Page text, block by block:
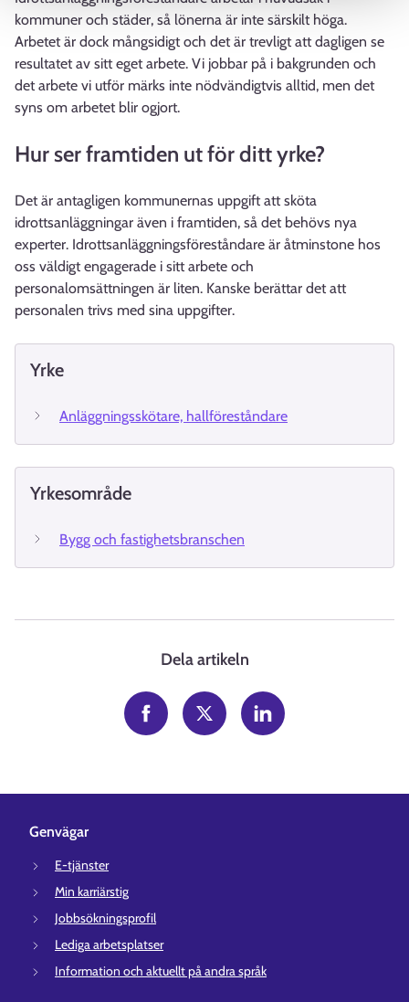
kommuner och städer, så lönerna är inte särskilt höga.
Arbetet är dock mångsidigt och det är trevligt att dagligen se
resultatet av sitt eget arbete. Vi jobbar på i bakgrunden och
det arbete vi utför märks inte nödvändigtvis alltid, men det
syns om arbetet blir ogjort.
Hur ser framtiden ut för ditt yrke?
Det är antagligen kommunernas uppgift att sköta
idrottsanläggningar även i framtiden, så det behövs nya
experter. Idrottsanläggningsföreståndare är åtminstone hos
oss väldigt engagerade i sitt arbete och
personalomsättningen är liten. Kanske berättar det att
personalen trivs med sina uppgifter.
Yrke
Anläggningsskötare, hallföreståndare
Yrkesområde
Bygg och fastighetsbranschen
Dela artikeln
Genvägar
E-tjänster
Min karriärstig
Jobbsökningsprofil
Lediga arbetsplatser
Information och aktuellt på andra språk